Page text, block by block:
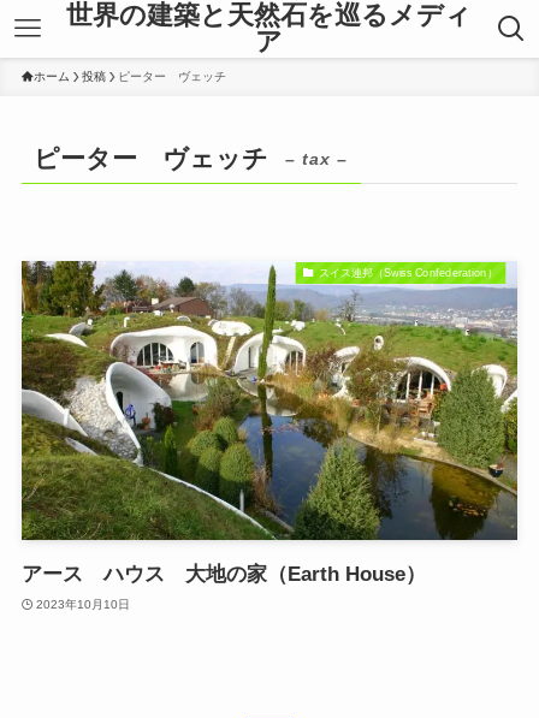
世界の建築と天然石を巡るメディ
ア
ホーム 投稿 ピーター ヴェッチ
ピーター ヴェッチ – tax –
スイス連邦（Swiss Confederation）
アース ハウス 大地の家（Earth House）
2023年10月10日